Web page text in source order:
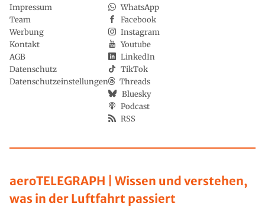
aeroTELEGRAPH | Wissen und verstehen,
was in der Luftfahrt passiert
Impressum
Team
Werbung
Kontakt
AGB
Datenschutz
Datenschutzeinstellungen
WhatsApp
Facebook
Instagram
Youtube
LinkedIn
TikTok
Threads
Bluesky
Podcast
RSS